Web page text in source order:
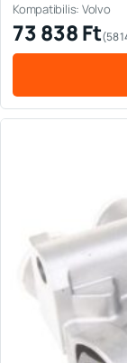
Kompatibilis: Volvo
73 838Ft(58